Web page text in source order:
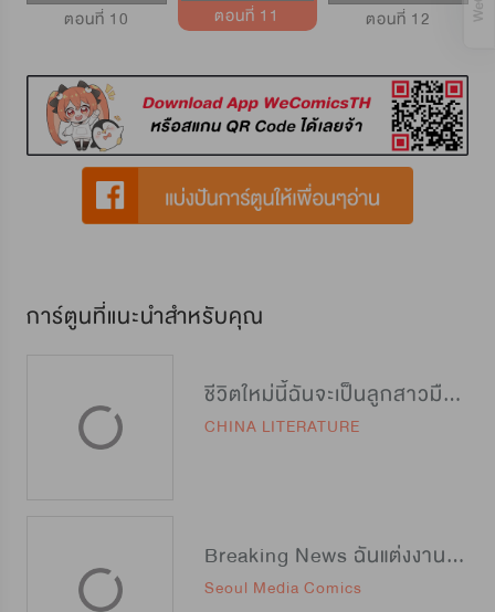
ตอนที่ 10 ตอนที่ 11 ตอนที่ 12
การ์ตูนที่แนะนำสำหรับคุณ
ชีวิตใหม่นี้ฉันจะเป็นลูกสาวมือโปร
CHINA LITERATURE
Breaking News ฉันแต่งงานกับท่านดยุก
Seoul Media Comics